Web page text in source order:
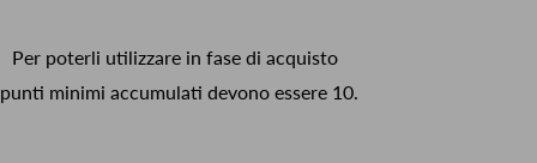
Per poterli utilizzare in fase di acquisto
minimi accumulati devono essere 10.